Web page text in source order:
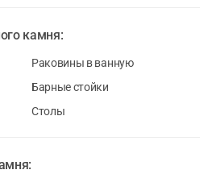
камня:
Раковины в ванную
Барные стойки
Столы